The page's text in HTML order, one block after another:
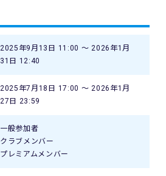
2025年9月13日 11:00 〜 2026年1月
31日 12:40
2025年7月18日 17:00 〜 2026年1月
27日 23:59
一般参加者
クラブメンバー
プレミアムメンバー